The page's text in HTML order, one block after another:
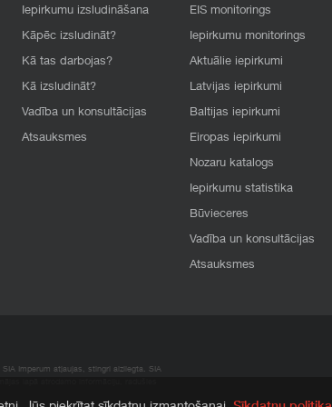
Iepirkumu izsludināšana
Kāpēc izsludināt?
Kā tas darbojas?
Kā izsludināt?
Vadība un konsultācijas
Atsauksmes
EIS monitorings
Iepirkumu monitorings
Aktuālie iepirkumi
Latvijas iepirkumi
Baltijas iepirkumi
Eiropas iepirkumi
Nozaru katalogs
Iepirkumu statistika
Būvieceres
Vadība un konsultācijas
Atsauksmes
Imperum atļaujas, stingri aizliegta. SIA